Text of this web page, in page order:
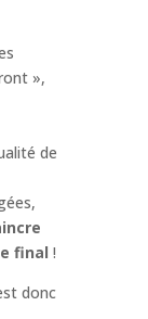
»,
de
final !
donc